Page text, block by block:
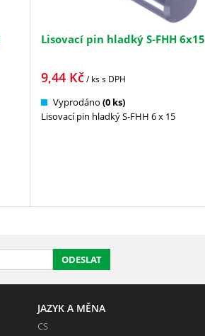
Lisovací pin hladký S-FHH 6x15
9,44 Kč/ kss DPH
Vyprodáno (0 ks)
Lisovací pin hladký S-FHH 6 x 15
ODESLAT
JAZYK A MĚNA
CS